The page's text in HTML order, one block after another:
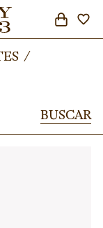
/
BUSCAR
/
BUSCAR